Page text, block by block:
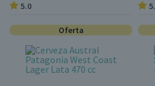
5.0
Oferta